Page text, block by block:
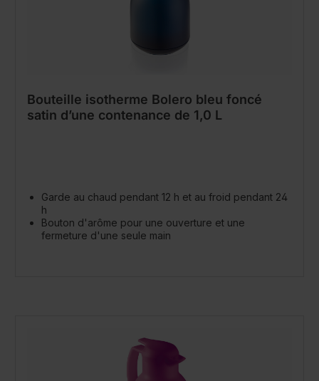
Bouteille isotherme Bolero bleu foncé
satin d’une contenance de 1,0 L
Garde au chaud pendant 12 h et au froid pendant 24
h
Bouton d'arôme pour une ouverture et une
fermeture d'une seule main